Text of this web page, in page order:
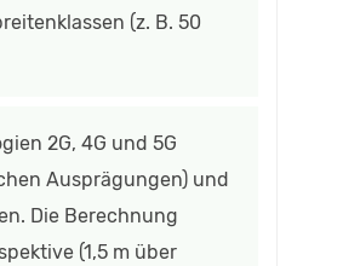
(z. B. 50
2G, 4G und 5G
Ausprägungen) und
Die Berechnung
(1,5 m über